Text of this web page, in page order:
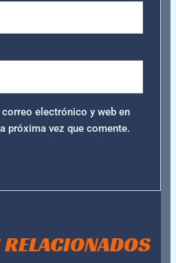
correo electrónico y web en
próxima vez que comente.